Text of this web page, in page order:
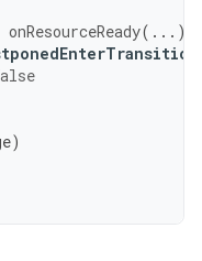
onResourceReady(...):
)